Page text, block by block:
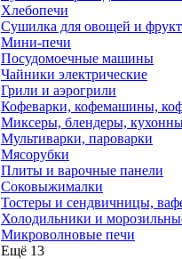
Хлебопечи
Сушилка для овощей и
Мини-печи
Посудомоечные машины
Чайники электрические
Грили и аэрогрили
Кофеварки, кофемашины,
Миксеры, блендеры,
Мультиварки, пароварки
Мясорубки
Плиты и варочные панели
Соковыжималки
Тостеры и сендвичницы,
Холодильники и
Микроволновые печи
Ещё 13